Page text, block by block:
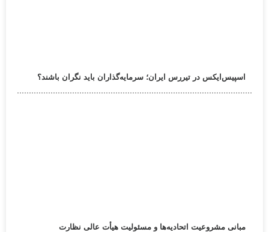
اسپیس‌ایکس در تیررس ایران؛ سرمایه‌گذاران باید نگران باشند؟
مبانی مشروعیت اتحادیه‌ها و مسئولیت هیأت عالی نظارت